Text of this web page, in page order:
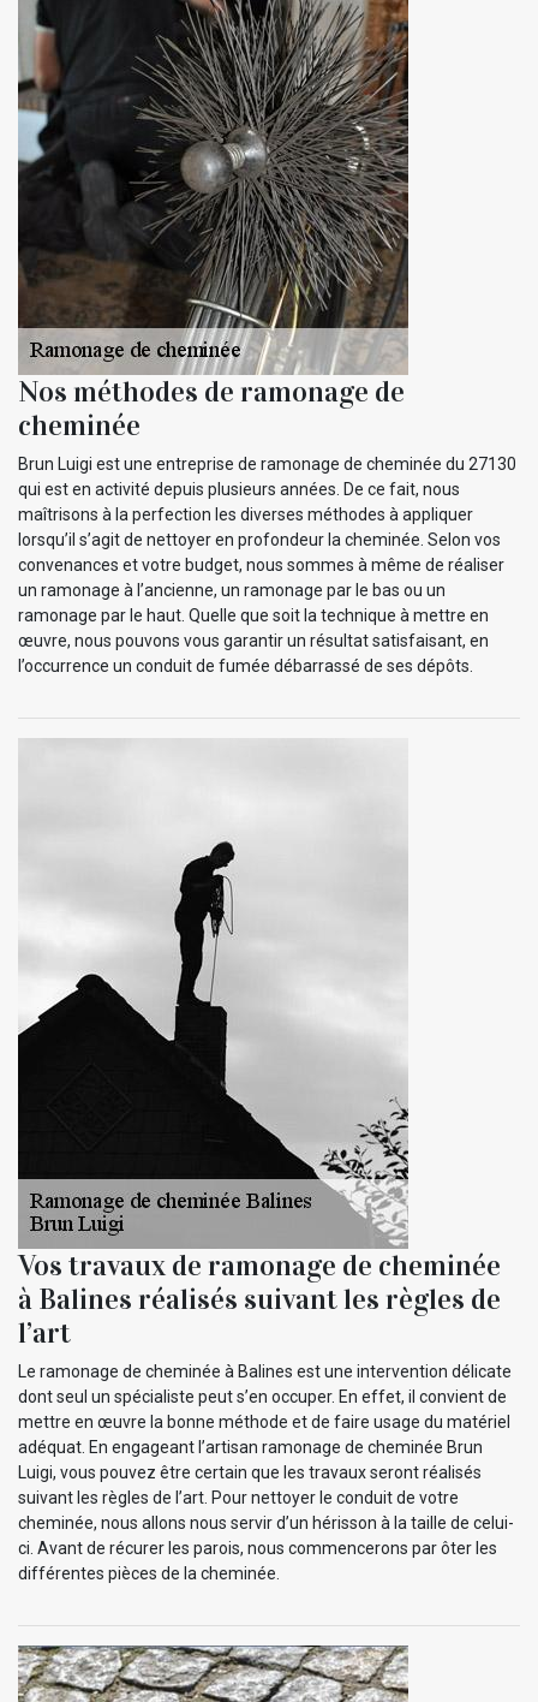
Nos méthodes de ramonage de
cheminée
Brun Luigi est une entreprise de ramonage de cheminée du 27130
qui est en activité depuis plusieurs années. De ce fait, nous
maîtrisons à la perfection les diverses méthodes à appliquer
lorsqu’il s’agit de nettoyer en profondeur la cheminée. Selon vos
convenances et votre budget, nous sommes à même de réaliser
un ramonage à l’ancienne, un ramonage par le bas ou un
ramonage par le haut. Quelle que soit la technique à mettre en
œuvre, nous pouvons vous garantir un résultat satisfaisant, en
l’occurrence un conduit de fumée débarrassé de ses dépôts.
Vos travaux de ramonage de cheminée
à Balines réalisés suivant les règles de
l’art
Le ramonage de cheminée à Balines est une intervention délicate
dont seul un spécialiste peut s’en occuper. En effet, il convient de
mettre en œuvre la bonne méthode et de faire usage du matériel
adéquat. En engageant l’artisan ramonage de cheminée Brun
Luigi, vous pouvez être certain que les travaux seront réalisés
suivant les règles de l’art. Pour nettoyer le conduit de votre
cheminée, nous allons nous servir d’un hérisson à la taille de celui-
ci. Avant de récurer les parois, nous commencerons par ôter les
différentes pièces de la cheminée.